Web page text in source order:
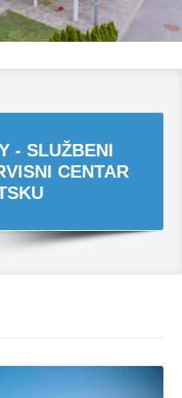
- SLUŽBENI
CENTAR